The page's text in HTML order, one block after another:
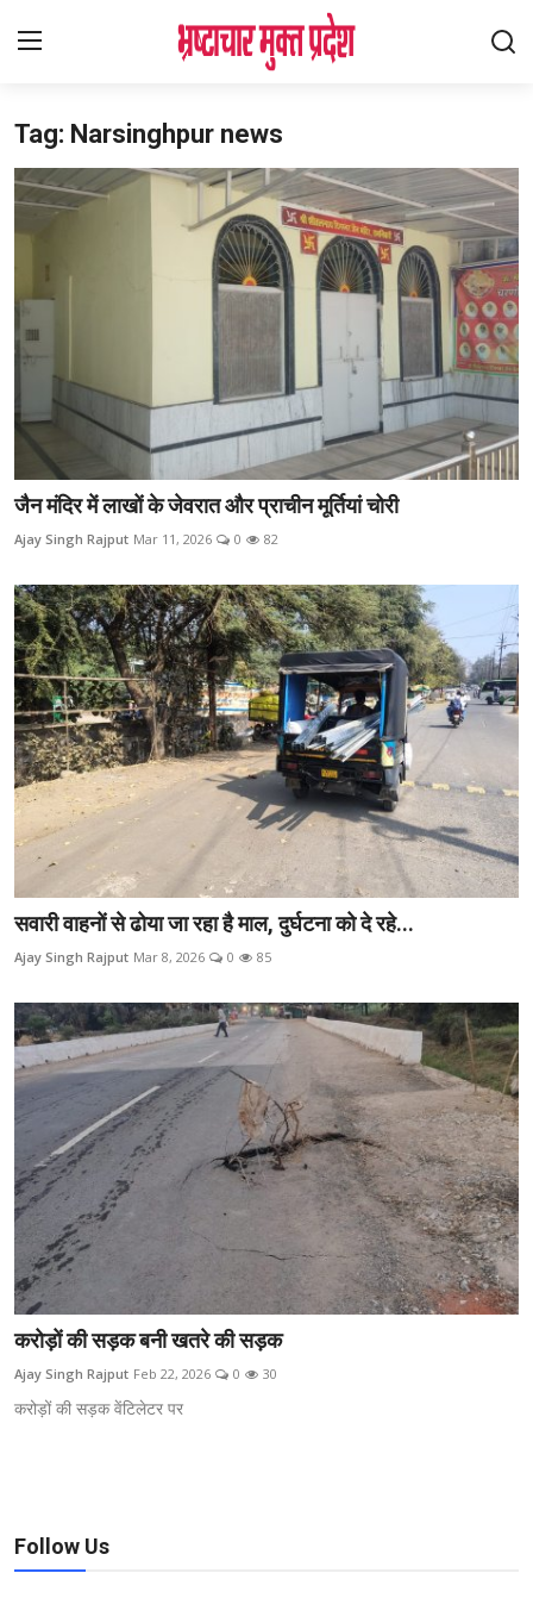
Login Register
Home
विदेश
राज्य
मध्यप्रदेश
शिक्षा जगत
सेहत
मनोरंजन
अपराध
Contact
क्षेत्रीय
कोरोना वायरस
विडियो
Tag: Narsinghpur news
जैन मंदिर में लाखों के जेवरात और प्राचीन मूर्तियां चोरी
Ajay Singh Rajput Mar 11, 2026 0 82
सवारी वाहनों से ढोया जा रहा है माल, दुर्घटना को दे रहे...
Ajay Singh Rajput Mar 8, 2026 0 85
करोड़ों की सड़क बनी खतरे की सड़क
Ajay Singh Rajput Feb 22, 2026 0 30
करोड़ों की सड़क वेंटिलेटर पर
Follow Us